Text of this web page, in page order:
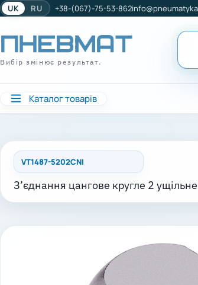
UK RU +38-(067)-75-53-862
Вибір змінює результат.
Каталог товарів
VT1487-5202CNI
З’єднання цангове кругле 2